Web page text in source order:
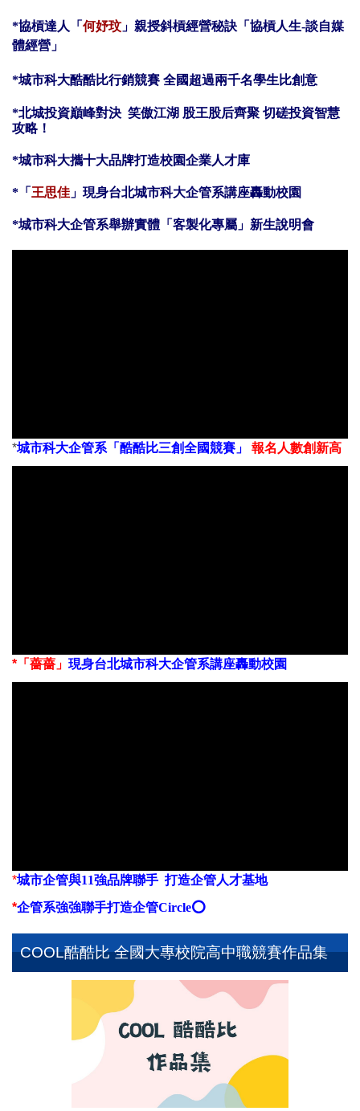
*協槓達人「 何妤玟」親授斜槓經營秘訣「協槓人生-談自媒
體經營」
*城市科大酷酷比行銷競賽 全國超過兩千名學生比創意
*北城投資巔峰對決 笑傲江湖 股王股后齊聚 切磋投資智慧
攻略！
*城市科大攜十大品牌打造校園企業人才庫
* 「 王思佳 」現身台北城市科大企管系講座轟動校園
*城市科大企管系舉辦實體「 客製化專屬 」新生說明會
*城市科大企管系「酷酷比三創全國競賽」 報名人數創新高
* 「薔薔 」 現身台北城市科大企管系講座轟動校園
*城市企管與11強品牌聯手 打造企管人才基地
*企管系強強聯手打造企管Circle⭕️
COOL酷酷比 全國大專校院高中職競賽作品集